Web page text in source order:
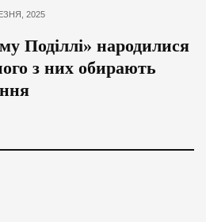
2025
Поділлі» народилися
з них обирають